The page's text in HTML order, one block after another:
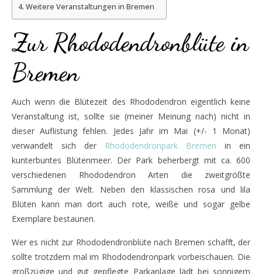
Weitere Veranstaltungen in Bremen
Zur Rhododendronblüte in
Bremen
Auch wenn die Blütezeit des Rhododendron eigentlich keine
Veranstaltung ist, sollte sie (meiner Meinung nach) nicht in
dieser Auflistung fehlen. Jedes Jahr im Mai (+/- 1 Monat)
verwandelt sich der
Rhododendronpark Bremen in ein
kunterbuntes Blütenmeer. Der Park beherbergt mit ca. 600
verschiedenen Rhododendron Arten die zweitgrößte
Sammlung der Welt. Neben den klassischen rosa und lila
Blüten kann man dort auch rote, weiße und sogar gelbe
Exemplare bestaunen.
Wer es nicht zur Rhododendronblüte nach Bremen schafft, der
sollte trotzdem mal im Rhododendronpark vorbeischauen. Die
großzügige und gut gepflegte Parkanlage lädt bei sonnigem